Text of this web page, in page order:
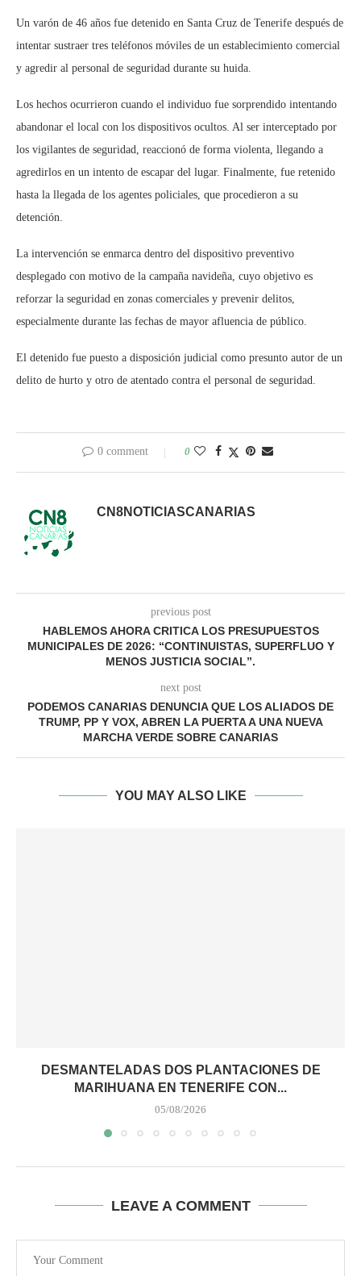
Un varón de 46 años fue detenido en Santa Cruz de Tenerife después de
intentar sustraer tres teléfonos móviles de un establecimiento comercial
y agredir al personal de seguridad durante su huida.
Los hechos ocurrieron cuando el individuo fue sorprendido intentando
abandonar el local con los dispositivos ocultos. Al ser interceptado por
los vigilantes de seguridad, reaccionó de forma violenta, llegando a
agredirlos en un intento de escapar del lugar. Finalmente, fue retenido
hasta la llegada de los agentes policiales, que procedieron a su
detención.
La intervención se enmarca dentro del dispositivo preventivo
desplegado con motivo de la campaña navideña, cuyo objetivo es
reforzar la seguridad en zonas comerciales y prevenir delitos,
especialmente durante las fechas de mayor afluencia de público.
El detenido fue puesto a disposición judicial como presunto autor de un
delito de hurto y otro de atentado contra el personal de seguridad.
0 comment 0
CN8NOTICIASCANARIAS
previous post
HABLEMOS AHORA CRITICA LOS PRESUPUESTOS
MUNICIPALES DE 2026: “CONTINUISTAS, SUPERFLUO Y
MENOS JUSTICIA SOCIAL”.
next post
PODEMOS CANARIAS DENUNCIA QUE LOS ALIADOS DE
TRUMP, PP Y VOX, ABREN LA PUERTA A UNA NUEVA
MARCHA VERDE SOBRE CANARIAS
YOU MAY ALSO LIKE
DESMANTELADAS DOS PLANTACIONES DE
MARIHUANA EN TENERIFE CON...
05/08/2026
LEAVE A COMMENT